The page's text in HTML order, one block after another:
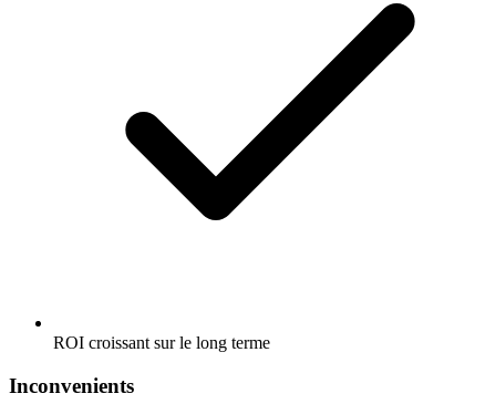
ROI croissant sur le long terme
Inconvenients